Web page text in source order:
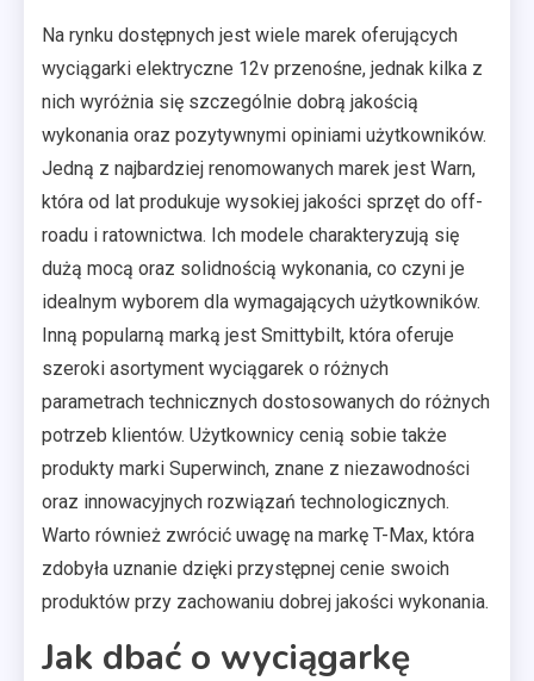
Na rynku dostępnych jest wiele marek oferujących
wyciągarki elektryczne 12v przenośne, jednak kilka z
nich wyróżnia się szczególnie dobrą jakością
wykonania oraz pozytywnymi opiniami użytkowników.
Jedną z najbardziej renomowanych marek jest Warn,
która od lat produkuje wysokiej jakości sprzęt do off-
roadu i ratownictwa. Ich modele charakteryzują się
dużą mocą oraz solidnością wykonania, co czyni je
idealnym wyborem dla wymagających użytkowników.
Inną popularną marką jest Smittybilt, która oferuje
szeroki asortyment wyciągarek o różnych
parametrach technicznych dostosowanych do różnych
potrzeb klientów. Użytkownicy cenią sobie także
produkty marki Superwinch, znane z niezawodności
oraz innowacyjnych rozwiązań technologicznych.
Warto również zwrócić uwagę na markę T-Max, która
zdobyła uznanie dzięki przystępnej cenie swoich
produktów przy zachowaniu dobrej jakości wykonania.
Jak dbać o wyciągarkę